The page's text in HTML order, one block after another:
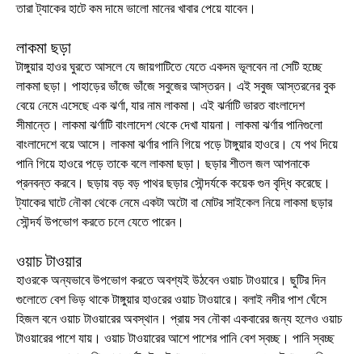
তারা ট্যাকের হাটে কম দামে ভালো মানের খাবার পেয়ে যাবেন।
লাকমা ছড়া
টাঙ্গুয়ার হাওর ঘুরতে আসলে যে জায়গাটিতে যেতে একদম ভূলবেন না সেটি হচ্ছে
লাকমা ছড়া। পাহাড়ের ভাঁজে ভাঁজে সবুজের আস্তরন। এই সবুজ আস্তরনের বুক
বেয়ে নেমে এসেছে এক ঝর্ণা, যার নাম লাকমা। এই ঝর্নাটি ভারত বাংলাদেশ
সীমান্তে। লাকমা ঝর্ণাটি বাংলাদেশ থেকে দেখা যায়না। লাকমা ঝর্ণার পানিগুলো
বাংলাদেশে বয়ে আসে। লাকমা ঝর্ণার পানি গিয়ে পড়ে টাঙ্গুয়ার হাওরে। যে পথ দিয়ে
পানি গিয়ে হাওরে পড়ে তাকে বলে লাকমা ছড়া। ছড়ার শীতল জল আপনাকে
প্রনবন্ত করবে। ছড়ায় বড় বড় পাথর ছড়ার সৌন্দর্যকে কয়েক গুন বৃদ্ধি করেছে।
ট্যাকের ঘাটে নৌকা থেকে নেমে একটা অটো বা মোটর সাইকেল নিয়ে লাকমা ছড়ার
সৌন্দর্য উপভোগ করতে চলে যেতে পারেন।
ওয়াচ টাওয়ার
হাওরকে অন্যভাবে উপভোগ করতে অবশ্যই উঠবেন ওয়াচ টাওয়ারে। ছুটির দিন
গুলোতে বেশ ভিড় থাকে টাঙ্গুয়ার হাওরের ওয়াচ টাওয়ারে। বলাই নদীর পাশ ঘেঁসে
হিজল বনে ওয়াচ টাওয়ারের অবস্থান। প্রায় সব নৌকা একবারের জন্য হলেও ওয়াচ
টাওয়ারের পাশে যায়। ওয়াচ টাওয়ারের আশে পাশের পানি বেশ স্বচ্ছ। পানি স্বচ্ছ